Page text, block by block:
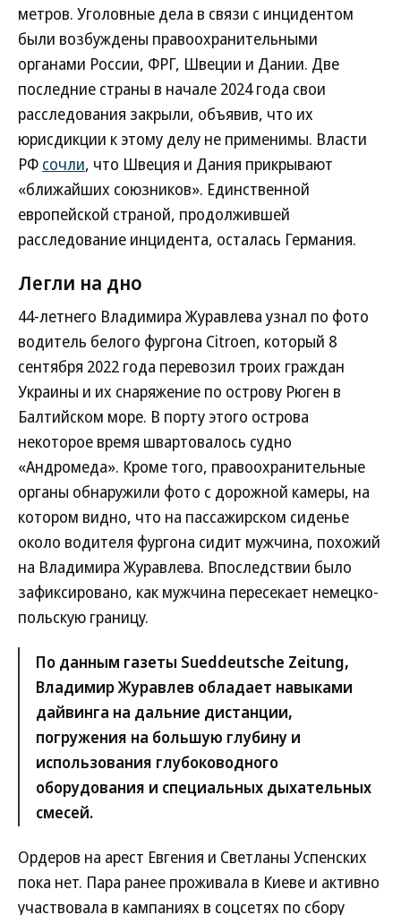
метров. Уголовные дела в связи с инцидентом
были возбуждены правоохранительными
органами России, ФРГ, Швеции и Дании. Две
последние страны в начале 2024 года свои
расследования закрыли, объявив, что их
юрисдикции к этому делу не применимы. Власти
РФ сочли, что Швеция и Дания прикрывают
«ближайших союзников». Единственной
европейской страной, продолжившей
расследование инцидента, осталась Германия.
Легли на дно
44-летнего Владимира Журавлева узнал по фото
водитель белого фургона Citroen, который 8
сентября 2022 года перевозил троих граждан
Украины и их снаряжение по острову Рюген в
Балтийском море. В порту этого острова
некоторое время швартовалось судно
«Андромеда». Кроме того, правоохранительные
органы обнаружили фото с дорожной камеры, на
котором видно, что на пассажирском сиденье
около водителя фургона сидит мужчина, похожий
на Владимира Журавлева. Впоследствии было
зафиксировано, как мужчина пересекает немецко-
польскую границу.
По данным газеты Sueddeutsche Zeitung,
Владимир Журавлев обладает навыками
дайвинга на дальние дистанции,
погружения на большую глубину и
использования глубоководного
оборудования и специальных дыхательных
смесей.
Ордеров на арест Евгения и Светланы Успенских
пока нет. Пара ранее проживала в Киеве и активно
участвовала в кампаниях в соцсетях по сбору